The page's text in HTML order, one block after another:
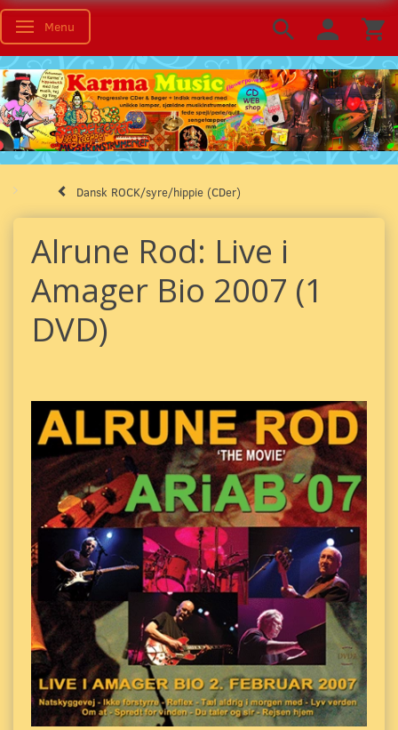
Skifte navigation
Menu
Dansk ROCK/syre/hippie (CDer)
Alrune Rod: Live i
Amager Bio 2007 (1
DVD)